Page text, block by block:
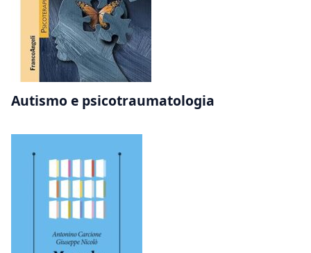
Autismo e psicotraumatologia